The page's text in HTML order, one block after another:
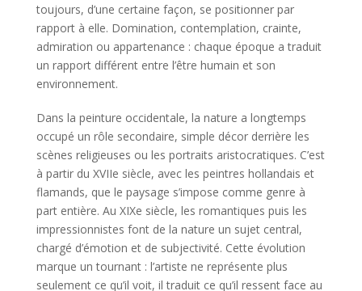
toujours, d’une certaine façon, se positionner par
rapport à elle. Domination, contemplation, crainte,
admiration ou appartenance : chaque époque a traduit
un rapport différent entre l’être humain et son
environnement.
Dans la peinture occidentale, la nature a longtemps
occupé un rôle secondaire, simple décor derrière les
scènes religieuses ou les portraits aristocratiques. C’est
à partir du XVIIe siècle, avec les peintres hollandais et
flamands, que le paysage s’impose comme genre à
part entière. Au XIXe siècle, les romantiques puis les
impressionnistes font de la nature un sujet central,
chargé d’émotion et de subjectivité. Cette évolution
marque un tournant : l’artiste ne représente plus
seulement ce qu’il voit, il traduit ce qu’il ressent face au